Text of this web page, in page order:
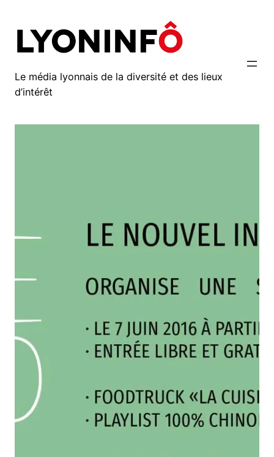
contenu
Le média lyonnais de la diversité et des lieux
d’intérêt